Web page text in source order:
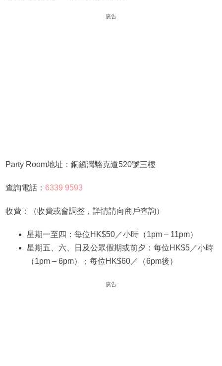
廣告
Party Room地址：銅鑼灣駱克道520號三樓
查詢電話： 6339 9593
收費：（收費或會調整，詳情請向商戶查詢）
星期一至四：每位HK$50／小時（1pm – 11pm）
星期五、六、日及公眾假期或前夕：每位HK$5／小時
（1pm – 6pm）；每位HK$60／（6pm後）
廣告